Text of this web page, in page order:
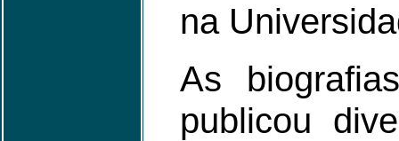
na
As
publicou